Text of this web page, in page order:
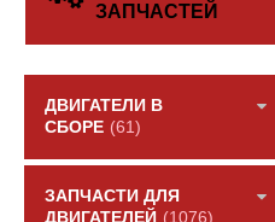
ЗАПЧАСТЕЙ
ДВИГАТЕЛИ В
СБОРЕ (61)
ЗАПЧАСТИ ДЛЯ
ДВИГАТЕЛЕЙ (1076)